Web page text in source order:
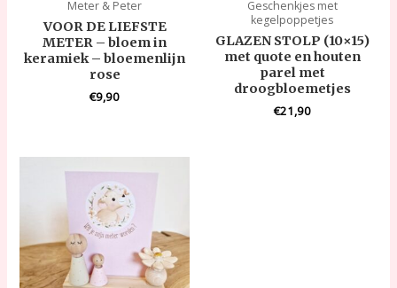
Meter & Peter
VOOR DE LIEFSTE
METER – bloem in
keramiek – bloemenlijn
rose
€9,90
Geschenkjes met
kegelpoppetjes
GLAZEN STOLP (10×15)
met quote en houten
parel met
droogbloemetjes
€21,90